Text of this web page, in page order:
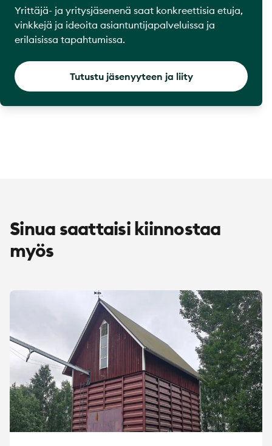
Yrittäjä- ja yritysjäsenenä saat konkreettisia etuja,
vinkkejä ja ideoita asiantuntijapalveluissa ja
erilaisissa tapahtumissa.
Tutustu jäsenyyteen ja liity
Sinua saattaisi kiinnostaa
myös